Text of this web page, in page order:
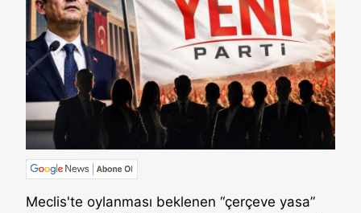
Meclis'te oylanması beklenen “çerçeve yasa”